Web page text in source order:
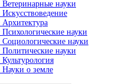
Ветеринарные науки
Архитектура
Психологические науки
науки
Политические науки
Науки о земле